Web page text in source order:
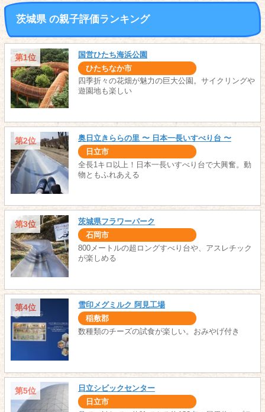
茨城県 の親子評価ランキング
第1位 国営ひたち海浜公園
ひたちなか市
四季折々の花畑が魅力の巨大公園。サイクリングや
遊園地も楽しい
第2位 奥日立きららの里 〜 日本一長いすべり台 〜
日立市
全長1キロ以上！日本一長いすべり台で大興奮。動
物ともふれあえる
第3位 茨城県フラワーパーク
石岡市
800メートルの超ロングすべり台や、アスレチック
が楽しめる
第4位 雪印メグミルク 阿見工場
稲敷郡
数種類のチーズの試食が楽しい。おみやげ付き
第5位 日立シビックセンター
日立市